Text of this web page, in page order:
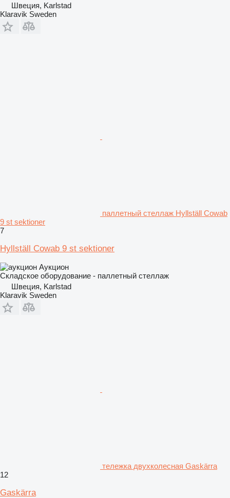
Швеция, Karlstad
Klaravik Sweden
паллетный стеллаж Hyllställ Cowab
9 st sektioner
7
Hyllställ Cowab 9 st sektioner
Аукцион
Складское оборудование - паллетный стеллаж
Швеция, Karlstad
Klaravik Sweden
тележка двухколесная Gaskärra
12
Gaskärra